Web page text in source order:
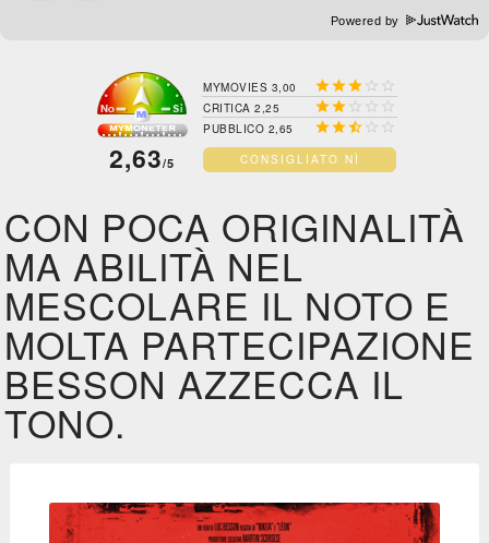
Powered by
2,63/5
MYMOVIES 3,00   
CRITICA 2,25    
PUBBLICO 2,65   
CONSIGLIATO NÌ
CON POCA ORIGINALITÀ
MA ABILITÀ NEL
MESCOLARE IL NOTO E
MOLTA PARTECIPAZIONE
BESSON AZZECCA IL
TONO.